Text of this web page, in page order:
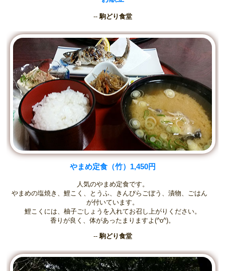
--駒どり食堂
やまめ定食（竹）1,450円
人気のやまめ定食です。
やまめの塩焼き、鯉こく、とうふ、きんぴらごぼう、漬物、ごはん
が付いています。
鯉こくには、柚子ごしょうを入れてお召し上がりください。
香りが良く、体があったまりますよ(^o^)。
-- 駒どり食堂